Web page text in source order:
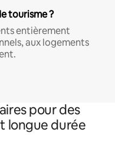
tourisme ?
entièrement
aux logements
pour des
longue durée